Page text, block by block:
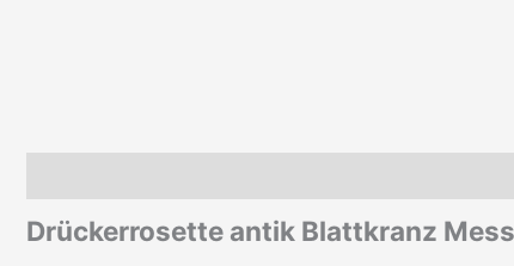
Drückerrosette antik Blattkranz